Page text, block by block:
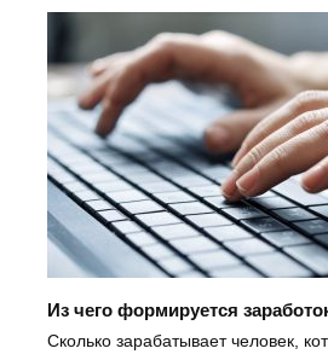
Из чего формируется
Сколько зарабатывает человек,